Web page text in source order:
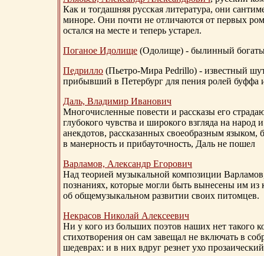
Как и тогдашняя русская литература, они
миноре. Они почти не отличаются от первых
остался на месте и теперь устарел.
Поганое Идолище (Одолище) - былинный
Педрилло (Пьетро-Мира Pedrillo) - известный
прибывший в Петербург для пения ролей буффа
Даль, Владимир Иванович
Многочисленные повести и рассказы его
глубокого чувства и широкого взгляда на
анекдотов, рассказанных своеобразным
в манерность и прибауточность, Даль не пошел
Варламов, Александр Егорович
Над теорией музыкальной композиции
познаниях, которые могли быть вынесены им из
об общемузыкальном развитии своих питомцев.
Некрасов Николай Алексеевич
Ни у кого из больших поэтов наших нет такого
стихотворения он сам завещал не включать в
шедеврах: и в них вдруг резнет ухо